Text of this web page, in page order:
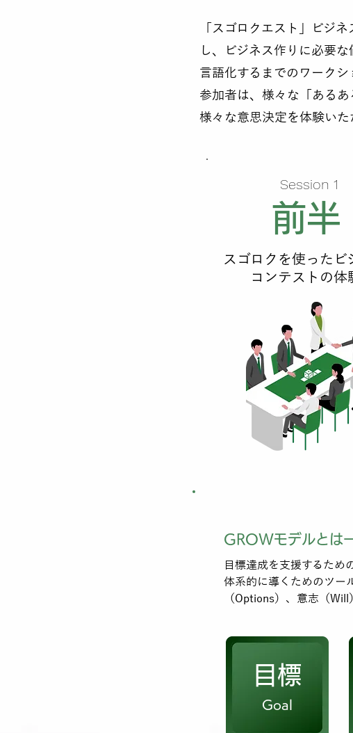
「スゴロクエスト」ビジ
し、ビジネス作りに必要
言語化するまでのワークシ
参加者は、様々な「ある
様々な意思決定を体験いた
Session 1
前半
スゴロクを使ったビ
コンテストの体
GROWモデルとは
目標達成を支援するため
体系的に導くためのツー
（Options）、意志（Will
目標
Goal